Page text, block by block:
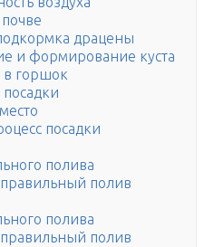
драцены
и формирование куста
в горшок
посадки
полива
полив
полива
полив